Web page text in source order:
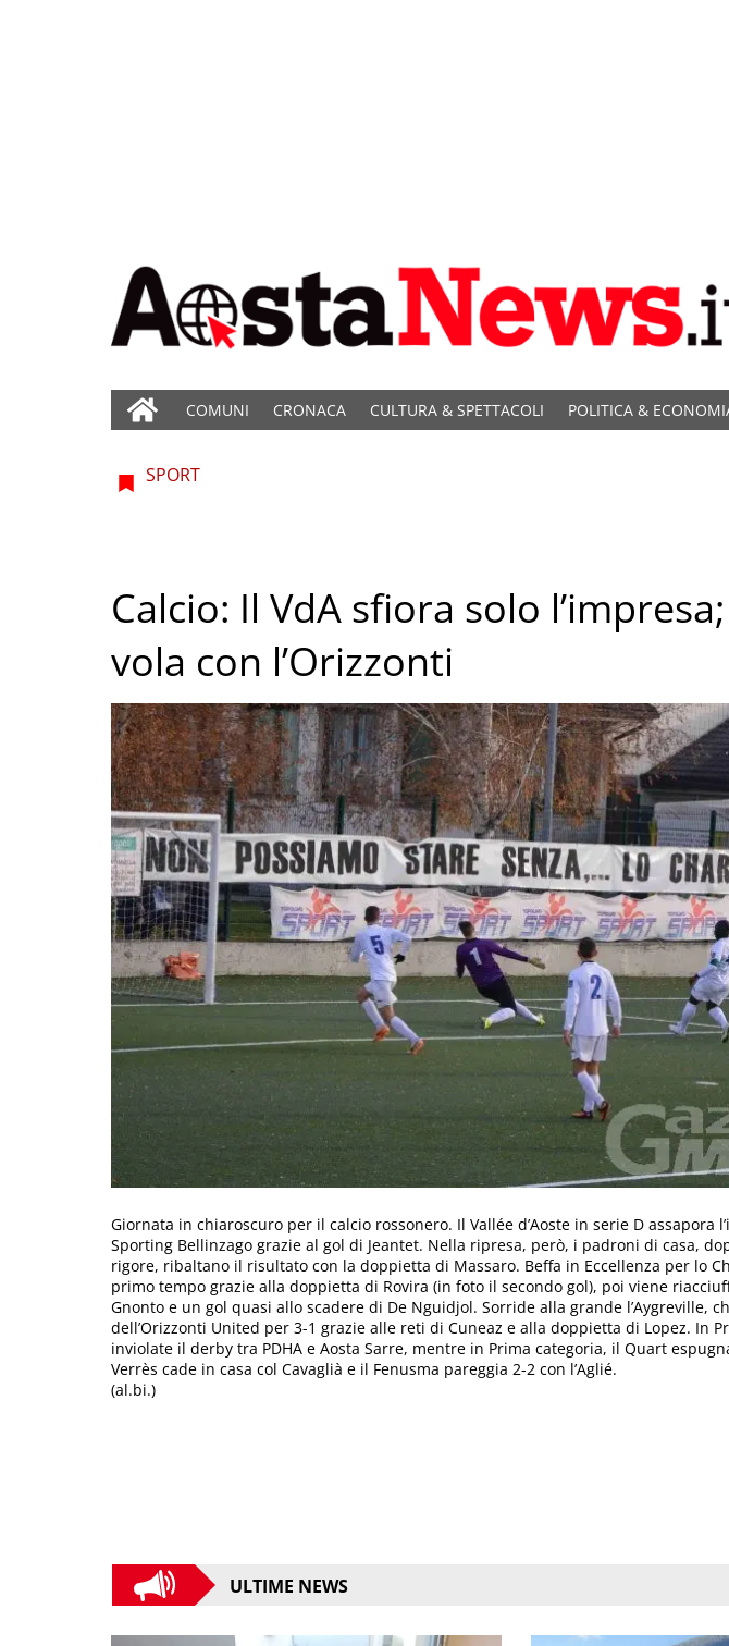
COMUNI CRONACA CULTURA & SPETTACOLI POLITICA &
SPORT
Calcio: Il VdA sfiora solo l’impresa;
vola con l’Orizzonti
Giornata in chiaroscuro per il calcio rossonero. Il Vallée d’Aoste in serie D assapora
Sporting Bellinzago grazie al gol di Jeantet. Nella ripresa, però, i padroni di casa,
rigore, ribaltano il risultato con la doppietta di Massaro. Beffa in Eccellenza per lo
primo tempo grazie alla doppietta di Rovira (in foto il secondo gol), poi viene
Gnonto e un gol quasi allo scadere di De Nguidjol. Sorride alla grande l’Aygreville,
dell’Orizzonti United per 3-1 grazie alle reti di Cuneaz e alla doppietta di Lopez. In
inviolate il derby tra PDHA e Aosta Sarre, mentre in Prima categoria, il Quart
Verrès cade in casa col Cavaglià e il Fenusma pareggia 2-2 con l’Aglié.
(al.bi.)
ULTIME NEWS